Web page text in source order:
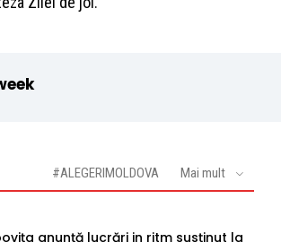
#ALEGERIMOLDOVA Mai mult
anunță lucrări in ritm susținut la